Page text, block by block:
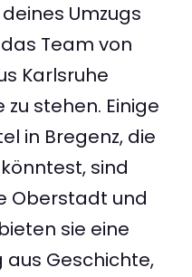
Umzugs
Team von
Karlsruhe
zu stehen. Einige
in Bregenz, die
sind
Oberstadt und
sie eine
aus Geschichte,